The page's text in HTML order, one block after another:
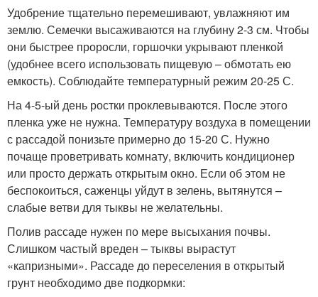
Удобрение тщательно перемешивают, увлажняют им
землю. Семечки высаживаются на глубину 2-3 см. Чтобы
они быстрее проросли, горшочки укрывают пленкой
(удобнее всего использовать пищевую – обмотать ею
емкость). Соблюдайте температурный режим 20-25 С.
На 4-5-ый день ростки проклевываются. После этого
пленка уже не нужна. Температуру воздуха в помещении
с рассадой понизьте примерно до 15-20 С. Нужно
почаще проветривать комнату, включить кондиционер
или просто держать открытым окно. Если об этом не
беспокоиться, саженцы уйдут в зелень, вытянутся –
слабые ветви для тыквы не желательны.
Полив рассаде нужен по мере высыхания почвы.
Слишком частый вреден – тыквы вырастут
«капризными». Рассаде до переселения в открытый
грунт необходимо две подкормки: